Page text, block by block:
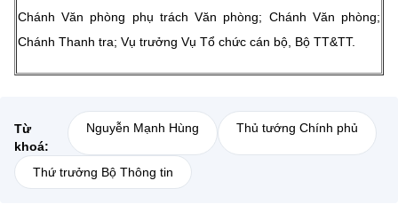
Chánh Văn phòng phụ trách Văn phòng; Chánh Văn phòng;
Chánh Thanh tra; Vụ trưởng Vụ Tổ chức cán bộ, Bộ TT&TT.
Từ
khoá:
Nguyễn Mạnh Hùng Thủ tướng Chính phủ
Thứ trưởng Bộ Thông tin